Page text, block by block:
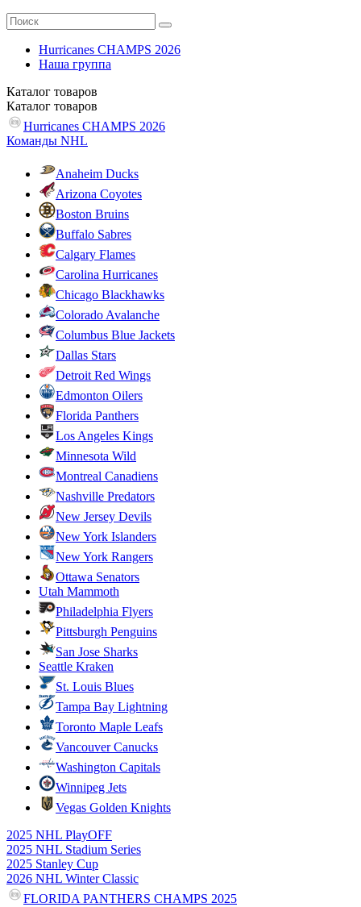
Hurricanes CHAMPS 2026
Наша группа
Каталог товаров
Каталог товаров
Hurricanes CHAMPS 2026
Команды NHL
Anaheim Ducks
Arizona Coyotes
Boston Bruins
Buffalo Sabres
Calgary Flames
Carolina Hurricanes
Chicago Blackhawks
Colorado Avalanche
Columbus Blue Jackets
Dallas Stars
Detroit Red Wings
Edmonton Oilers
Florida Panthers
Los Angeles Kings
Minnesota Wild
Montreal Canadiens
Nashville Predators
New Jersey Devils
New York Islanders
New York Rangers
Ottawa Senators
Utah Mammoth
Philadelphia Flyers
Pittsburgh Penguins
San Jose Sharks
Seattle Kraken
St. Louis Blues
Tampa Bay Lightning
Toronto Maple Leafs
Vancouver Canucks
Washington Capitals
Winnipeg Jets
Vegas Golden Knights
2025 NHL PlayOFF
2025 NHL Stadium Series
2025 Stanley Cup
2026 NHL Winter Classic
FLORIDA PANTHERS CHAMPS 2025